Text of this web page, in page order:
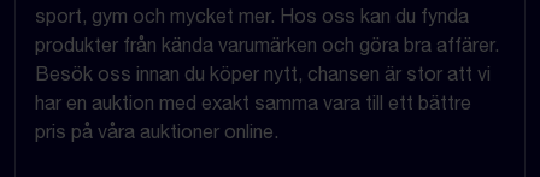
sport, gym och mycket mer. Hos oss kan du fynda
produkter från kända varumärken och göra bra affärer.
Besök oss innan du köper nytt, chansen är stor att vi
har en auktion med exakt samma vara till ett bättre
pris på våra auktioner online.